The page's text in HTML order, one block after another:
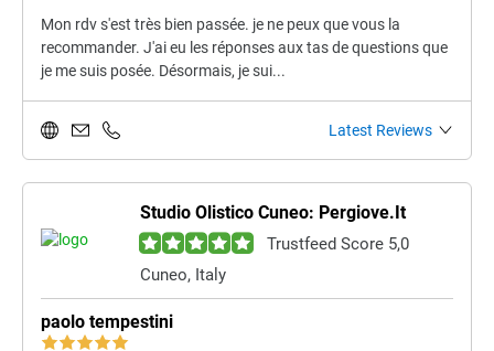
Mon rdv s'est très bien passée. je ne peux que vous la
recommander. J'ai eu les réponses aux tas de questions que
je me suis posée. Désormais, je sui...
Latest Reviews
Studio Olistico Cuneo: Pergiove.It
Trustfeed Score 5,0
Cuneo, Italy
paolo tempestini